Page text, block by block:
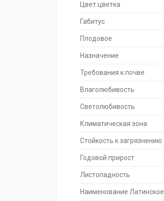
Цвет цветка
Габитус
Плодовое
Назначение
Требования к почве
Влаголюбивость
Светолюбивость
Климатическая зона
Стойкость к загрязнению
Годовой прирост
Листопадность
Наименование Латинское